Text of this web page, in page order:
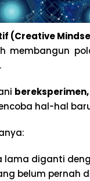
(Creative
membangun
hal-hal
lama diganti
belum pernah